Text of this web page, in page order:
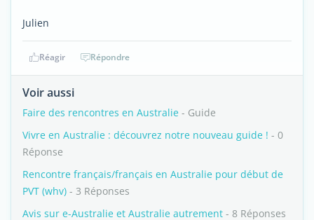
Julien
Réagir Répondre
Voir aussi
Faire des rencontres en Australie - Guide
Vivre en Australie : découvrez notre nouveau guide ! - 0
Réponse
Rencontre français/français en Australie pour début de
PVT (whv) - 3 Réponses
Avis sur e-Australie et Australie autrement - 8 Réponses